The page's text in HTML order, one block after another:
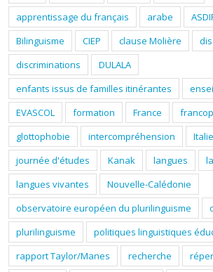
apprentissage du français
arabe
Bilinguisme
CIEP clause Molière
discriminations
DULALA
enfants issus de familles itinérantes
EVASCOL
formation France
glottophobie
intercompréhension
Italie
journée d'études
Kanak langues
langues vivantes
Nouvelle-Calédonie
observatoire européen du plurilinguisme
plurilinguisme
politiques linguistiques
rapport Taylor/Manes
recherche